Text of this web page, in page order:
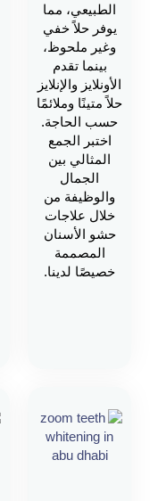
الطبيعي، مما
يوفر حلاً خفي
وغير ملحوظ،
بينما تقدم
الأونلايز والإنلايز
حلاً متينًا وملائمًا
حسب الحاجة.
اختبر الجمع
المثالي بين
الجمال
والوظيفة من
خلال علاجات
حشو الأسنان
المصممة
خصيصًا لدينا.